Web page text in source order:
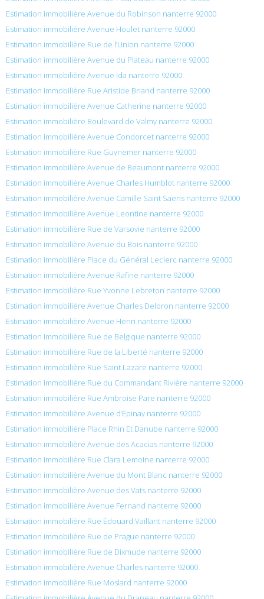
Estimation immobilière Avenue du Robinson nanterre 92000
Estimation immobilière Avenue Houlet nanterre 92000
Estimation immobilière Rue de l’Union nanterre 92000
Estimation immobilière Avenue du Plateau nanterre 92000
Estimation immobilière Avenue Ida nanterre 92000
Estimation immobilière Rue Aristide Briand nanterre 92000
Estimation immobilière Avenue Catherine nanterre 92000
Estimation immobilière Boulevard de Valmy nanterre 92000
Estimation immobilière Avenue Condorcet nanterre 92000
Estimation immobilière Rue Guynemer nanterre 92000
Estimation immobilière Avenue de Beaumont nanterre 92000
Estimation immobilière Avenue Charles Humblot nanterre 92000
Estimation immobilière Avenue Camille Saint Saens nanterre 92000
Estimation immobilière Avenue Leontine nanterre 92000
Estimation immobilière Rue de Varsovie nanterre 92000
Estimation immobilière Avenue du Bois nanterre 92000
Estimation immobilière Place du Général Leclerc nanterre 92000
Estimation immobilière Avenue Rafine nanterre 92000
Estimation immobilière Rue Yvonne Lebreton nanterre 92000
Estimation immobilière Avenue Charles Deloron nanterre 92000
Estimation immobilière Avenue Henri nanterre 92000
Estimation immobilière Rue de Belgique nanterre 92000
Estimation immobilière Rue de la Liberté nanterre 92000
Estimation immobilière Rue Saint Lazare nanterre 92000
Estimation immobilière Rue du Commandant Rivière nanterre 92000
Estimation immobilière Rue Ambroise Pare nanterre 92000
Estimation immobilière Avenue d’Epinay nanterre 92000
Estimation immobilière Place Rhin Et Danube nanterre 92000
Estimation immobilière Avenue des Acacias nanterre 92000
Estimation immobilière Rue Clara Lemoine nanterre 92000
Estimation immobilière Avenue du Mont Blanc nanterre 92000
Estimation immobilière Avenue des Vats nanterre 92000
Estimation immobilière Avenue Fernand nanterre 92000
Estimation immobilière Rue Édouard Vaillant nanterre 92000
Estimation immobilière Rue de Prague nanterre 92000
Estimation immobilière Rue de Dixmude nanterre 92000
Estimation immobilière Avenue Charles nanterre 92000
Estimation immobilière Rue Moslard nanterre 92000